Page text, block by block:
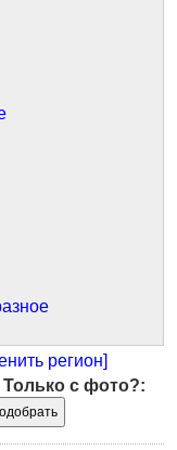
регион]
Только с фото?: